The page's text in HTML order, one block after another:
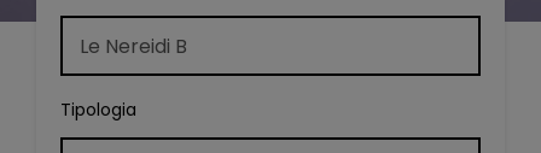
Tipologia